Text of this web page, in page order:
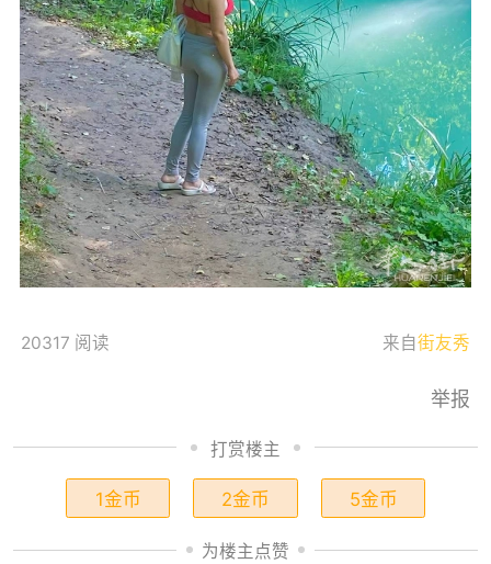
20317 阅读 来自街友秀
举报
打赏楼主
1金币 2金币 5金币
为楼主点赞